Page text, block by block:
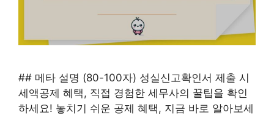
## 메타 설명 (80-100자) 성실신고확인서 제출 시
세액공제 혜택, 직접 경험한 세무사의 꿀팁을 확인
하세요! 놓치기 쉬운 공제 혜택, 지금 바로 알아보세